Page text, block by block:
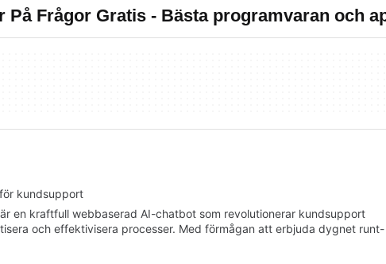
På Frågor Gratis - Bästa programvaran och
kundsupport
en kraftfull webbaserad AI-chatbot som revolutionerar kundsupport
och effektivisera processer. Med förmågan att erbjuda dygnet runt-